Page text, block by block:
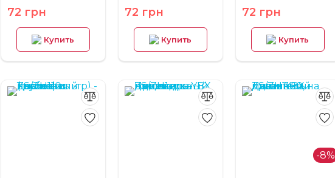
72 грн
Купить
72 грн
Купить
72 грн
Купить
-8%